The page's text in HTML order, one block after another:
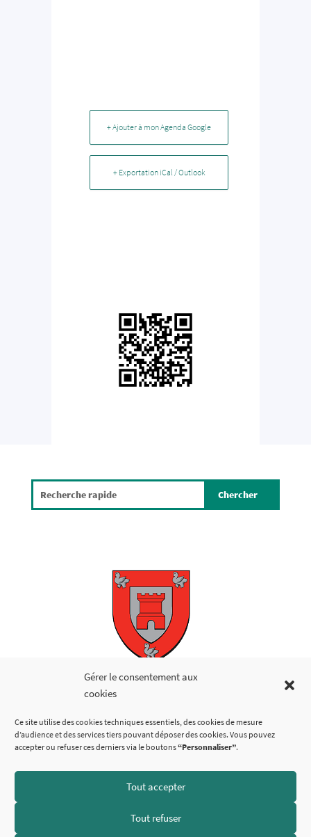
Gérer le consentement aux
cookies
Ce site utilise des cookies techniques essentiels, des cookies de mesure
d’audience et des services tiers pouvant déposer des cookies. Vous pouvez
accepter ou refuser ces derniers via le boutons“Personnaliser”.
Tout accepter
Tout refuser
+ Ajouter à mon Agenda Google
+ Exportation iCal / Outlook
Copyright © 2026
SUIVEZ-NOUS